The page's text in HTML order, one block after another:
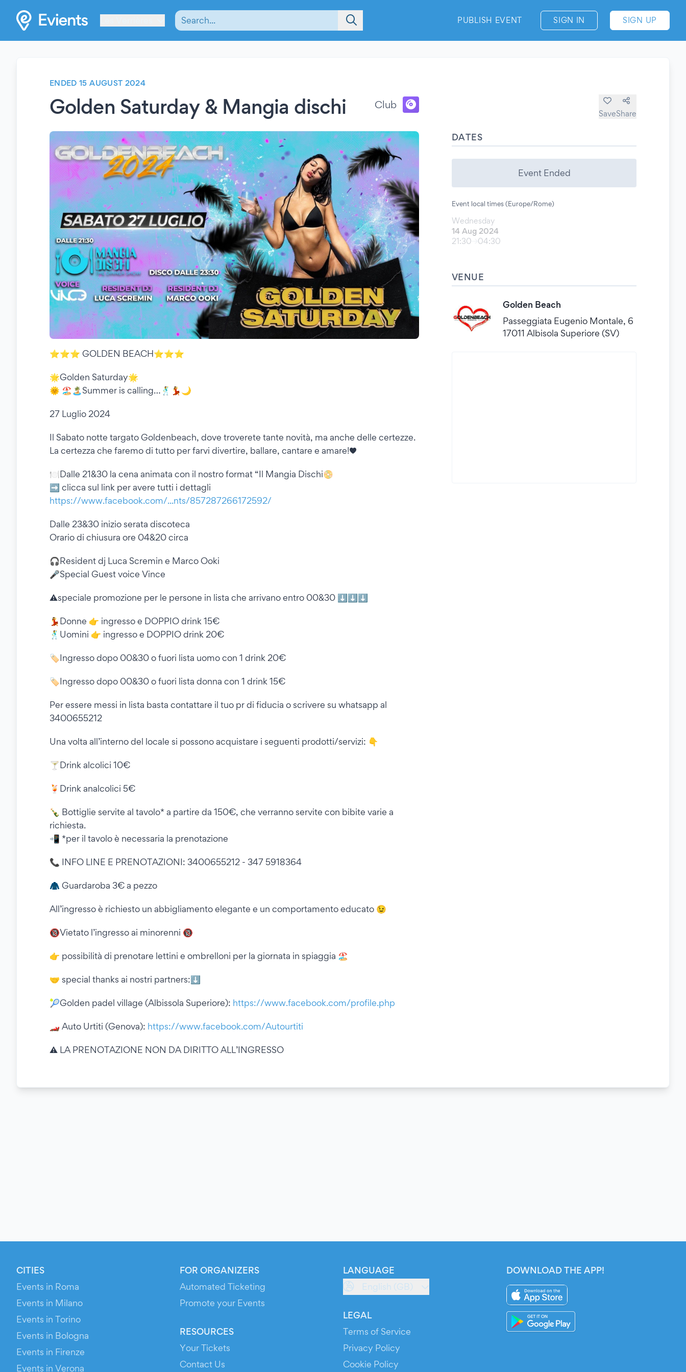
PUBLISH EVENT SIGN IN SIGN UP
ENDED 15 AUGUST 2024
Golden Saturday & Mangia dischi Club
SaveShare
⭐️⭐️⭐️ GOLDEN BEACH⭐️⭐️⭐️
🌟Golden Saturday🌟
🌞 🏖🏝Summer is calling…🕺💃🌙
27 Luglio 2024
Il Sabato notte targato Goldenbeach, dove troverete tante novità, ma anche delle certezze.
La certezza che faremo di tutto per farvi divertire, ballare, cantare e amare!♥️
🍽️Dalle 21&30 la cena animata con il nostro format “Il Mangia Dischi📀
➡️ clicca sul link per avere tutti i dettagli
https://www.facebook.com/...nts/857287266172592/
Dalle 23&30 inizio serata discoteca
Orario di chiusura ore 04&20 circa
🎧Resident dj Luca Scremin e Marco Ooki
🎤Special Guest voice Vince
⚠️speciale promozione per le persone in lista che arrivano entro 00&30 ⬇️⬇️⬇️
💃Donne 👉 ingresso e DOPPIO drink 15€
🕺Uomini 👉 ingresso e DOPPIO drink 20€
🏷Ingresso dopo 00&30 o fuori lista uomo con 1 drink 20€
🏷Ingresso dopo 00&30 o fuori lista donna con 1 drink 15€
Per essere messi in lista basta contattare il tuo pr di fiducia o scrivere su whatsapp al
3400655212
Una volta all’interno del locale si possono acquistare i seguenti prodotti/servizi: 👇
🍸Drink alcolici 10€
🍹Drink analcolici 5€
🍾 Bottiglie servite al tavolo* a partire da 150€, che verranno servite con bibite varie a
richiesta.
📲 *per il tavolo è necessaria la prenotazione
📞 INFO LINE E PRENOTAZIONI: 3400655212 - 347 5918364
🧥 Guardaroba 3€ a pezzo
All’ingresso è richiesto un abbigliamento elegante e un comportamento educato 😉
🔞Vietato l’ingresso ai minorenni 🔞
👉 possibilità di prenotare lettini e ombrelloni per la giornata in spiaggia 🏖
🤝 special thanks ai nostri partners:⬇️
🎾Golden padel village (Albissola Superiore): https://www.facebook.com/profile.php
🏎️ Auto Urtiti (Genova): https://www.facebook.com/Autourtiti
⚠️ LA PRENOTAZIONE NON DA DIRITTO ALL’INGRESSO
DATES
Event Ended
Event local times (Europe/Rome)
Wednesday
14 Aug 2024
21:30
04:30
VENUE
Golden Beach
Passeggiata Eugenio Montale, 6
17011 Albisola Superiore (SV)
CITIES
Events in Roma
Events in Milano
Events in Torino
Events in Bologna
Events in Firenze
Events in Verona
FOR ORGANIZERS
Automated Ticketing
Promote your Events
RESOURCES
Your Tickets
Contact Us
LANGUAGE
English (GB)
LEGAL
Terms of Service
Privacy Policy
Cookie Policy
DOWNLOAD THE APP!